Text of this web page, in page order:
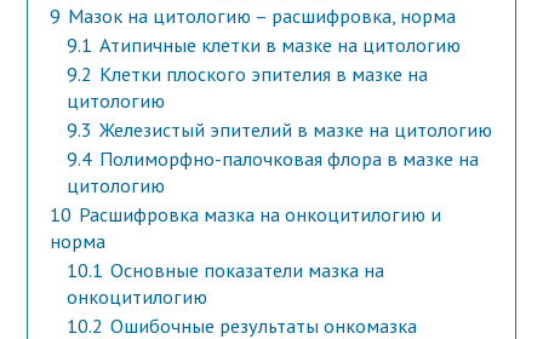
9 Мазок на цитологию – расшифровка, норма
9.1 Атипичные клетки в мазке на цитологию
9.2 Клетки плоского эпителия в мазке на
цитологию
9.3 Железистый эпителий в мазке на цитологию
9.4 Полиморфно-палочковая флора в мазке на
цитологию
10 Расшифровка мазка на онкоцитилогию и
норма
10.1 Основные показатели мазка на
онкоцитилогию
10.2 Ошибочные результаты онкомазка